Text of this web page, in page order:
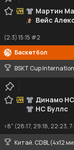
Мартин
Вейс
(2:3) 15:15 #2
Баскетбол
BSKT Cup
Динамо НС
НС Буллс
<8" (28:17, 29:18, 22:23,
Китай. CDBL (4x12